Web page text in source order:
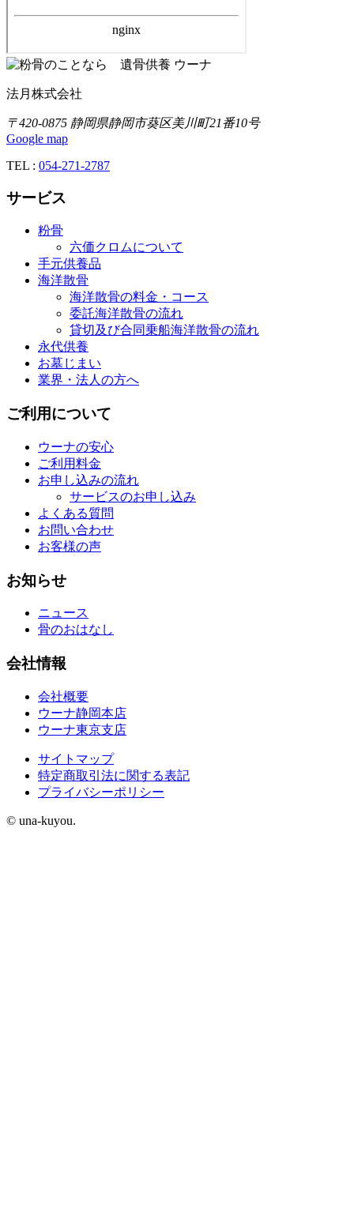
法月株式会社
〒420-0875 静岡県静岡市葵区美川町21番10号
Google map
TEL : 054-271-2787
サービス
粉骨
六価クロムについて
手元供養品
海洋散骨
海洋散骨の料金・コース
委託海洋散骨の流れ
貸切及び合同乗船海洋散骨の流れ
永代供養
お墓じまい
業界・法人の方へ
ご利用について
ウーナの安心
ご利用料金
お申し込みの流れ
サービスのお申し込み
よくある質問
お問い合わせ
お客様の声
お知らせ
ニュース
骨のおはなし
会社情報
会社概要
ウーナ静岡本店
ウーナ東京支店
サイトマップ
特定商取引法に関する表記
プライバシーポリシー
© una-kuyou.